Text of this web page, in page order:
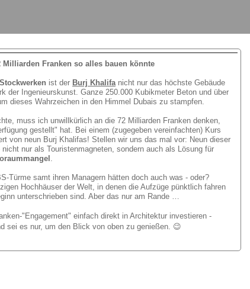
Milliarden Franken so alles bauen könnte
ist der Burj Khalifanicht nur das höchste Gebäude
der Ingenieurskunst. Ganze 250.000 Kubikmeter Beton und über
dieses Wahrzeichen in den Himmel Dubais zu stampfen.
muss ich unwillkürlich an die 72 Milliarden Franken denken,
gestellt" hat. Bei einem (zugegeben vereinfachten) Kurs
von neun Burj Khalifas! Stellen wir uns das mal vor: Neun dieser
nur als Touristenmagneten, sondern auch als Lösung für
.
Türme samt ihren Managern hätten doch auch was - oder?
Hochhäuser der Welt, in denen die Aufzüge pünktlich fahren
unterschrieben sind. Aber das nur am Rande …
" Engagement" einfach direkt in Architektur investieren -
sei es nur, um den Blick von oben zu genießen. 😉